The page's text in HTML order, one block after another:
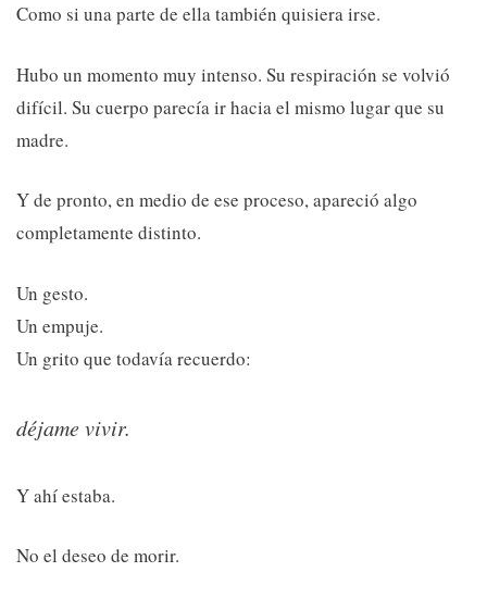
Como si una parte de ella también quisiera irse.
Hubo un momento muy intenso. Su respiración se volvió
difícil. Su cuerpo parecía ir hacia el mismo lugar que su
madre.
Y de pronto, en medio de ese proceso, apareció algo
completamente distinto.
Un gesto.
Un empuje.
Un grito que todavía recuerdo:
déjame vivir.
Y ahí estaba.
No el deseo de morir.